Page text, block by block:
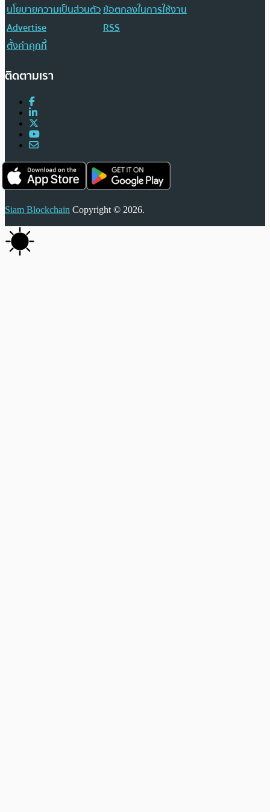
นโยบายความเป็นส่วนตัวข้อตกลงในการใช้งาน
Advertise
RSS
ตั้งค่าคุกกี้
ติดตามเรา
Siam Blockchain Copyright © 2026.